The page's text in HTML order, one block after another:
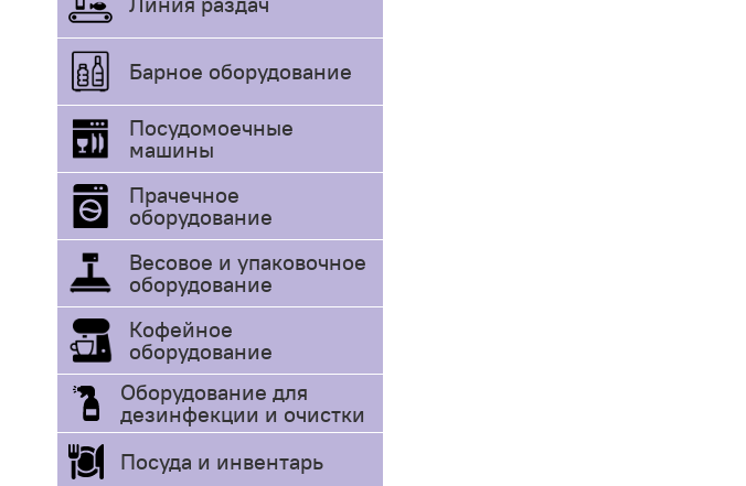
Барное оборудование
Посудомоечные
машины
Прачечное
оборудование
Весовое и упаковочное
оборудование
Кофейное
оборудование
Оборудование для
дезинфекции и очистки
Посуда и инвентарь